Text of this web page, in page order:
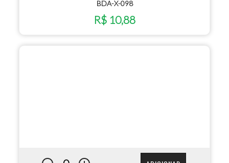
BDA-X-098
R$ 10,88